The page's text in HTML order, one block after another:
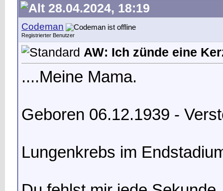
28.04.2024, 18:19
Codeman
Registrierter Benutzer
AW: Ich zünde eine
....Meine Mama.
Geboren 06.12.1939 -
Lungenkrebs im